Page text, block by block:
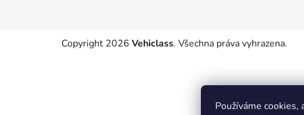
Používáme
Copyright 2026 Vehiclass. Všechna práva vyhrazena.